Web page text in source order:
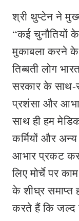
श्री थुप्टेन ने
“कई चुनौतियों
मुकाबला करने
तिब्बती लोग
सरकार के साथ-
प्रशंसा और
साथ ही हम
कर्मियों और
आभार प्रकट
लिए मोर्चे पर
के शीघ्र
करते हैं कि जल्द